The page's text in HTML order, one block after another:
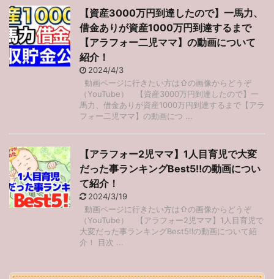
【資産3000万円到達したので】一馬力、
借金ありが資産1000万円到達するまで
【アラフォー二児ママ】の動画について
紹介！
2024/4/3
動画ページに行きたい方は⇧の画像からどうぞ
（YouTube） 【資産3000万円到達したので】一
馬力、借金ありが資産1000万円到達するまで【アラ
フォー二児ママ】の動画につ ...
【アラフォー2児ママ】1人目育児で大変
だった事ランキングBest5‼︎の動画につい
て紹介！
2024/3/19
動画ページに行きたい方は⇧の画像からどうぞ
（YouTube） 【アラフォー2児ママ】1人目育児で
大変だった事ランキングBest5‼︎の動画について紹
介！ 目次 ...